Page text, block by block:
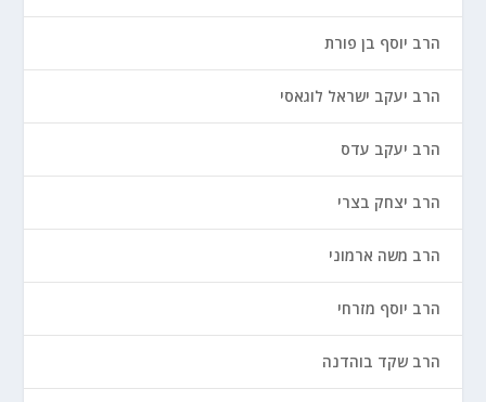
הרב יוסף בן פורת
הרב יעקב ישראל לוגאסי
הרב יעקב עדס
הרב יצחק בצרי
הרב משה ארמוני
הרב יוסף מזרחי
הרב שקד בוהדנה